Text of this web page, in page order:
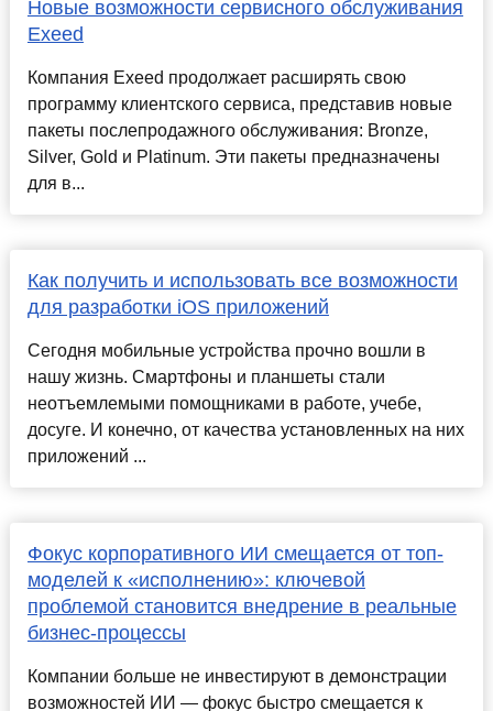
Новые возможности сервисного обслуживания
Exeed
Компания Exeed продолжает расширять свою
программу клиентского сервиса, представив новые
пакеты послепродажного обслуживания: Bronze,
Silver, Gold и Platinum. Эти пакеты предназначены
для в...
Как получить и использовать все возможности
для разработки iOS приложений
Сегодня мобильные устройства прочно вошли в
нашу жизнь. Смартфоны и планшеты стали
неотъемлемыми помощниками в работе, учебе,
досуге. И конечно, от качества установленных на них
приложений ...
Фокус корпоративного ИИ смещается от топ-
моделей к «исполнению»: ключевой
проблемой становится внедрение в реальные
бизнес-процессы
Компании больше не инвестируют в демонстрации
возможностей ИИ — фокус быстро смещается к